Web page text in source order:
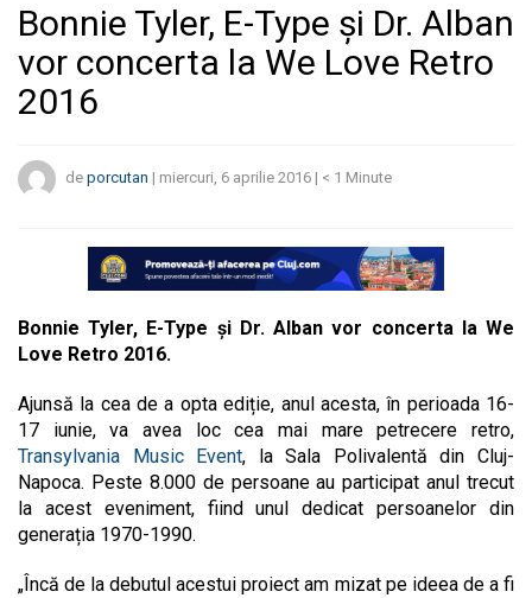
Bonnie Tyler, E-Type și Dr. Alban
vor concerta la We Love Retro
2016
de porcutan | miercuri, 6 aprilie 2016 | < 1 Minute
Bonnie Tyler, E-Type și Dr. Alban vor concerta la We
Love Retro 2016.
Ajunsă la cea de a opta ediție, anul acesta, în perioada 16-
17 iunie, va avea loc cea mai mare petrecere retro,
Transylvania Music Event, la Sala Polivalentă din Cluj-
Napoca. Peste 8.000 de persoane au participat anul trecut
la acest eveniment, fiind unul dedicat persoanelor din
generația 1970-1990.
„Încă de la debutul acestui proiect am mizat pe ideea de a fi